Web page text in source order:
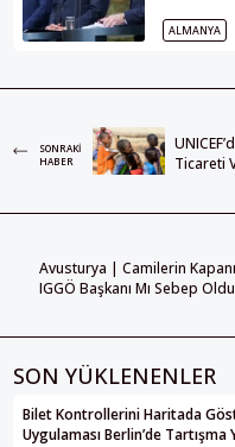
ALMANYA
SONRAKI
HABER
Ticareti
Avusturya | Camilerin
IGGÖ Başkanı Mı Sebep
SON YÜKLENENLER
Bilet Kontrollerini Haritada
Uygulaması Berlin’de Tartışma